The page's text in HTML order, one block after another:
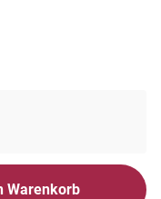
Warenkorb